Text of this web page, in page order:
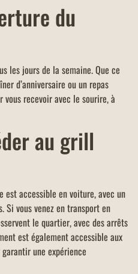
du
les jours de la semaine. Que ce
d’anniversaire ou un repas
vous recevoir avec le sourire, à
au grill
accessible en voiture, avec un
Si vous venez en transport en
le quartier, avec des arrêts
est également accessible aux
une expérience